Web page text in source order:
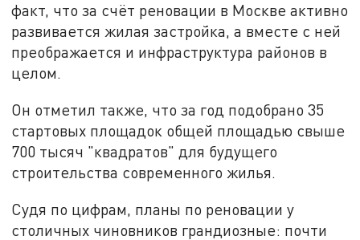
факт, что за счёт реновации в Москве активно
развивается жилая застройка, а вместе с ней
преображается и инфраструктура районов в
целом.
Он отметил также, что за год подобрано 35
стартовых площадок общей площадью свыше
700 тысяч "квадратов" для будущего
строительства современного жилья.
Судя по цифрам, планы по реновации у
столичных чиновников грандиозные: почти